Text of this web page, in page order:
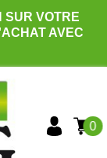
SUR VOTRE
AVEC
0